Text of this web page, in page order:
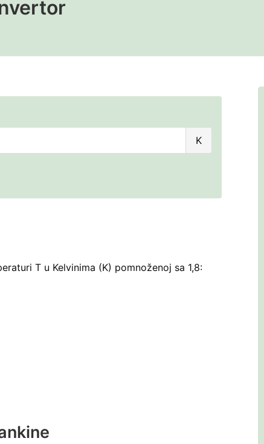
K
u
T u Kelvinima (K) pomnoženoj sa 1,8: